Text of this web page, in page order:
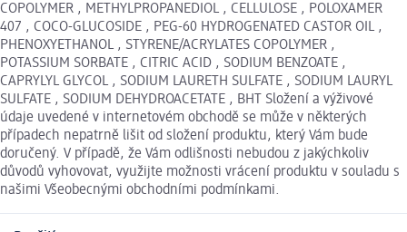
COPOLYMER , METHYLPROPANEDIOL , CELLULOSE , POLOXAMER
407 , COCO-GLUCOSIDE , PEG-60 HYDROGENATED CASTOR OIL ,
PHENOXYETHANOL , STYRENE/ACRYLATES COPOLYMER ,
POTASSIUM SORBATE , CITRIC ACID , SODIUM BENZOATE ,
CAPRYLYL GLYCOL , SODIUM LAURETH SULFATE , SODIUM LAURYL
SULFATE , SODIUM DEHYDROACETATE , BHT Složení a výživové
údaje uvedené v internetovém obchodě se může v některých
případech nepatrně lišit od složení produktu, který Vám bude
doručený. V případě, že Vám odlišnosti nebudou z jakýchkoliv
důvodů vyhovovat, využijte možnosti vrácení produktu v souladu s
našimi Všeobecnými obchodními podmínkami.